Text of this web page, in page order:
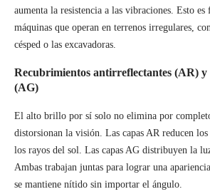
aumenta la resistencia a las vibraciones. Esto es
máquinas que operan en terrenos irregulares,
césped o las excavadoras.
Recubrimientos antirreflectantes (AR)
(AG)
El alto brillo por sí solo no elimina por
distorsionan la visión. Las capas AR reducen
los rayos del sol. Las capas AG distribuyen la
Ambas trabajan juntas para lograr una
se mantiene nítido sin importar el ángulo.